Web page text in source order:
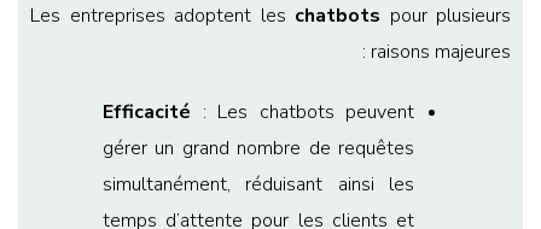
Les entreprises adoptent les chatbots pour plusieurs
raisons majeures :
Efficacité : Les chatbots peuvent
gérer un grand nombre de requêtes
simultanément, réduisant ainsi les
temps d’attente pour les clients et